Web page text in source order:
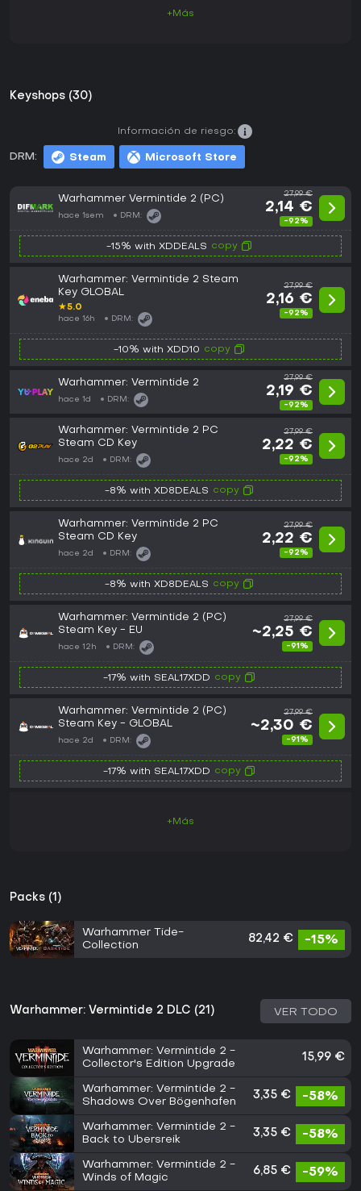
+Más
Keyshops (30)
DRM: Steam Microsoft Store
Información de riesgo:
Warhammer Vermintide 2 (PC)
hace 1sem DRM:
27,99 €
2,14 €
-92%
-15% with XDDEALS copy
Warhammer: Vermintide 2 Steam
Key GLOBAL
★5.0
hace 16h DRM:
27,99 €
2,16 €
-92%
-10% with XDD10 copy
Warhammer: Vermintide 2
hace 1d DRM:
27,99 €
2,19 €
-92%
Warhammer: Vermintide 2 PC
Steam CD Key
hace 2d DRM:
27,99 €
2,22 €
-92%
-8% with XD8DEALS copy
Warhammer: Vermintide 2 PC
Steam CD Key
hace 2d DRM:
27,99 €
2,22 €
-92%
-8% with XD8DEALS copy
Warhammer: Vermintide 2 (PC)
Steam Key - EU
hace 12h DRM:
27,99 €
~2,25 €
-91%
-17% with SEAL17XDD copy
Warhammer: Vermintide 2 (PC)
Steam Key - GLOBAL
hace 2d DRM:
27,99 €
~2,30 €
-91%
-17% with SEAL17XDD copy
+Más
Packs (1)
Warhammer Tide-
Collection
82,42 € -15%
Warhammer: Vermintide 2 DLC (21) VER TODO
Warhammer: Vermintide 2 -
Collector's Edition Upgrade
15,99 €
Warhammer: Vermintide 2 -
Shadows Over Bögenhafen
3,35 € -58%
Warhammer: Vermintide 2 -
Back to Ubersreik
3,35 € -58%
Warhammer: Vermintide 2 -
Winds of Magic
6,85 € -59%